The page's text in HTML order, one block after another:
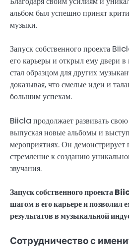
альбом был успешно принят
музыки.
Запуск собственного проекта
его карьеры и открыл ему двери
стал образцом для других
доказывая, что смелые идеи и
большим успехам.
Biicla продолжает развивать
выпуская новые альбомы и
мероприятиях. Он демонстрирует
стремление к созданию
звучания.
Запуск собственного проекта
шагом в его карьере и позволил
результатов в музыкальной
Сотрудничество с